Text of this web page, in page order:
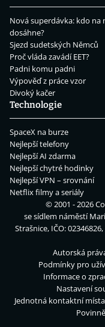
Nová superdávka: kdo na
dosáhne?
Sjezd sudetských Němců
Proč vláda zavádí EET?
Padni komu padni
Výpověď z práce vzor
Divoký kačer
Technologie
SpaceX na burze
Nejlepší telefony
Nejlepší AI zdarma
Nejlepší chytré hodinky
Nejlepší VPN – srovnání
Netflix filmy a seriály
© 2001 - 2026
se sídlem náměstí
Strašnice, IČO:
Autorská
Podmínky pro
Informace o
Nastavení
Jednotná kontaktní